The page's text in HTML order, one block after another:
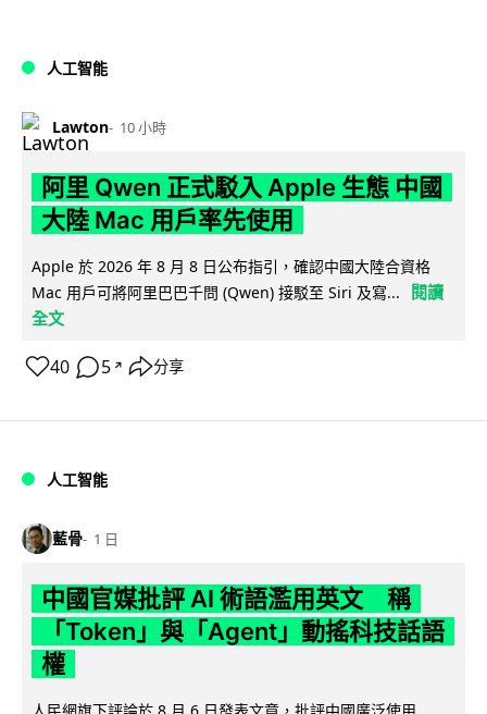
人工智能
Lawton 10 小時
阿里 Qwen 正式駁入 Apple 生態 中國
大陸 Mac 用戶率先使用
Apple 於 2026 年 8 月 8 日公布指引，確認中國大陸合資格
Mac 用戶可將阿里巴巴千問 (Qwen) 接駁至 Siri 及寫...
閱讀
全文
40 5 ↗ 分享
人工智能
藍骨 1 日
中國官媒批評 AI 術語濫用英文 稱
「Token」與「Agent」動搖科技話語
權
人民網旗下評論於 8 月 6 日發表文章，批評中國廣泛使用